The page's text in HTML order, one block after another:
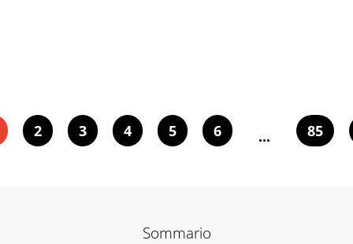
2 3 4 5 6 ... 85
Sommario